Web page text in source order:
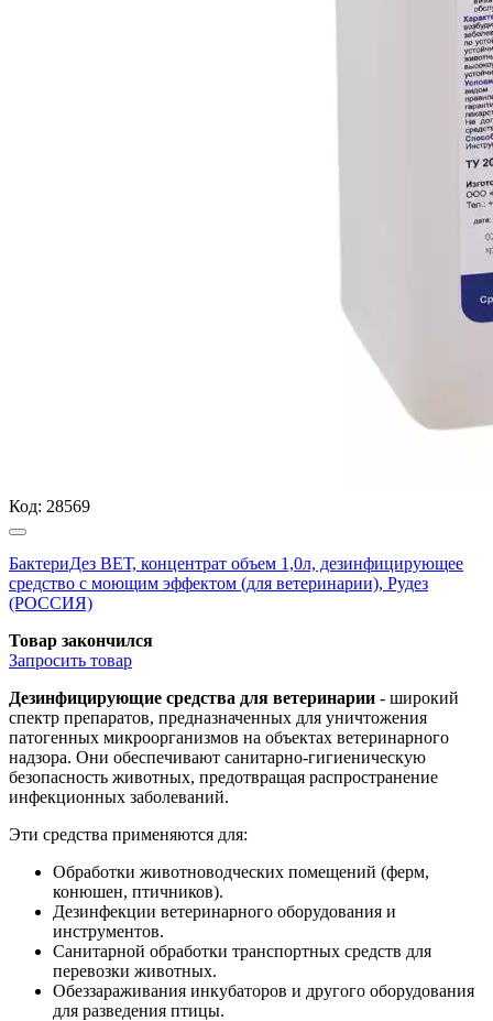
Код: 28569
БактериДез ВЕТ, концентрат объем 1,0л, дезинфицирующее
средство с моющим эффектом (для ветеринарии), Рудез
(РОССИЯ)
Товар закончился
Запросить товар
Дезинфицирующие средства для ветеринарии - широкий
спектр препаратов, предназначенных для уничтожения
патогенных микроорганизмов на объектах ветеринарного
надзора. Они обеспечивают санитарно-гигиеническую
безопасность животных, предотвращая распространение
инфекционных заболеваний.
Эти средства применяются для:
Обработки животноводческих помещений (ферм,
конюшен, птичников).
Дезинфекции ветеринарного оборудования и
инструментов.
Санитарной обработки транспортных средств для
перевозки животных.
Обеззараживания инкубаторов и другого оборудования
для разведения птицы.